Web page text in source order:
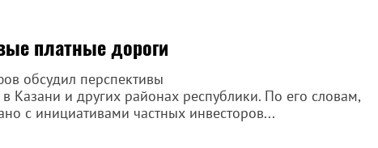
платные дороги
обсудил перспективы
Казани и других районах республики. По его словам,
с инициативами частных инвесторов...